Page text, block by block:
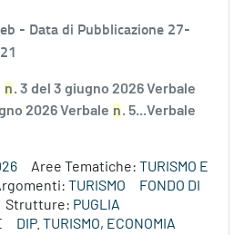
- Data di Pubblicazione 27-
n. 3 del 3 giugno 2026 Verbale
2026 Verbale n. 5...Verbale
Aree Tematiche: TURISMO E
TURISMO
FONDO DI
Strutture: PUGLIA
DIP. TURISMO, ECONOMIA